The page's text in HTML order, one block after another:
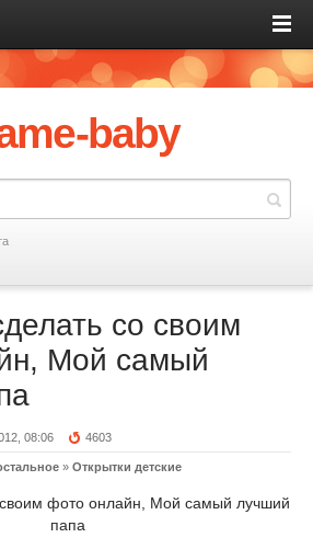
baby
со своим
Мой самый
08:06 4603
» Открытки детские
своим фото онлайн, Мой самый лучший
папа